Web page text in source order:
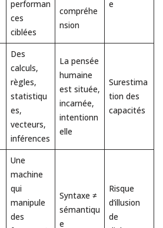
performan
ces
ciblées
compréhe
nsion
e
Des
calculs,
règles,
statistiqu
es,
vecteurs,
inférences
La pensée
humaine
est située,
incarnée,
intentionn
elle
Surestima
tion des
capacités
Une
machine
qui
manipule
des
Syntaxe ≠
sémantiqu
e
Risque
d’illusion
de